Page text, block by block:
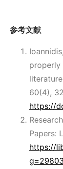
参考文献
properly
60(4),
https://
Papers:
https://